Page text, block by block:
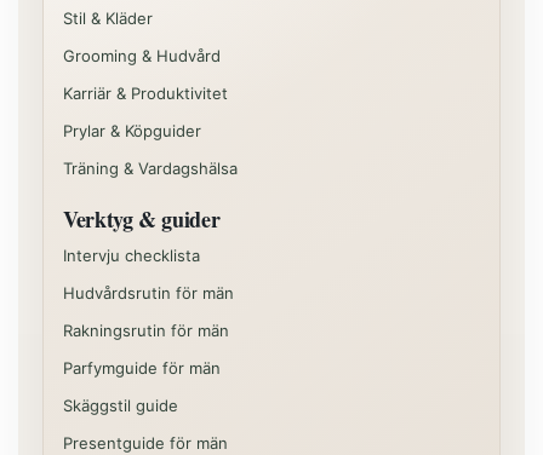
Stil & Kläder
Grooming & Hudvård
Karriär & Produktivitet
Prylar & Köpguider
Träning & Vardagshälsa
Verktyg & guider
Intervju checklista
Hudvårdsrutin för män
Rakningsrutin för män
Parfymguide för män
Skäggstil guide
Presentguide för män